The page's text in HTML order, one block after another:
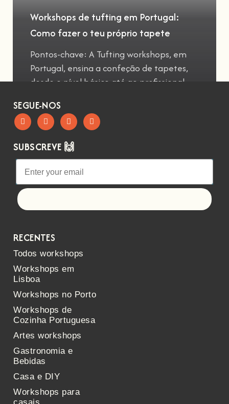
Workshops de tufting em Portugal:
Como fazer o teu próprio tapete
Pontos-chave: A Tufting workshops, em
Portugal, ensina a confeção de tapetes,
desde o nível básico até ao profissional
SEGUE-NOS
SUBSCREVE 🙌
RECENTES
Todos workshops
Workshops em
Lisboa
Workshops no Porto
Workshops de
Cozinha Portuguesa
Artes workshops
Gastronomia e
Bebidas
Casa e DIY
Workshops para